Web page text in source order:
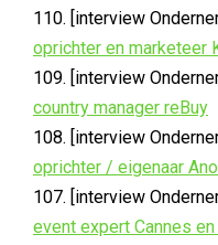
110. [interview
oprichter en marketeer
109. [interview
country manager reBuy
108. [interview
oprichter / eigenaar
107. [interview
event expert Cannes